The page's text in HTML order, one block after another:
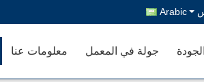
Arabic
معلومات عنا جولة في المعمل